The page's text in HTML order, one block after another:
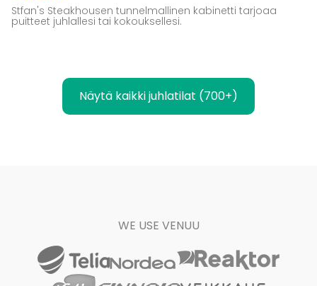
Stfan's Steakhousen tunnelmallinen kabinetti tarjoaa
puitteet juhlallesi tai kokouksellesi.
Näytä kaikki juhlatilat (700+)
WE USE VENUU